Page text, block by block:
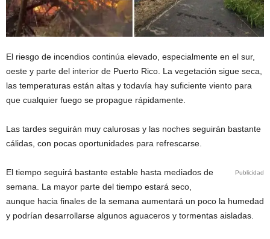
El riesgo de incendios continúa elevado, especialmente en el sur,
oeste y parte del interior de Puerto Rico. La vegetación sigue seca,
las temperaturas están altas y todavía hay suficiente viento para
que cualquier fuego se propague rápidamente.
Las tardes seguirán muy calurosas y las noches seguirán bastante
cálidas, con pocas oportunidades para refrescarse.
Publicidad
El tiempo seguirá bastante estable hasta mediados de
semana. La mayor parte del tiempo estará seco,
aunque hacia finales de la semana aumentará un poco la humedad
y podrían desarrollarse algunos aguaceros y tormentas aisladas.